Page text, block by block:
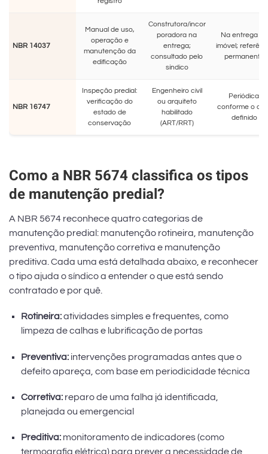
NBR 14037
Manual de uso,
operação e
manutenção da
edificação
Construtora/incor
poradora na
entrega;
consultado pelo
síndico
Na entrega do
imóvel;
permanente
NBR 16747
Inspeção predial:
verificação do
estado de
conservação
Engenheiro civil
ou arquiteto
habilitado
(ART/RRT)
Periódica,
conforme o
definido
Como a NBR 5674 classifica os tipos
de manutenção predial?
A NBR 5674 reconhece quatro categorias de
manutenção predial: manutenção rotineira, manutenção
preventiva, manutenção corretiva e manutenção
preditiva. Cada uma está detalhada abaixo, e reconhecer
o tipo ajuda o síndico a entender o que está sendo
contratado e por quê.
Rotineira:atividades simples e frequentes, como
limpeza de calhas e lubrificação de portas
Preventiva: intervenções programadas antes que o
defeito apareça, com base em periodicidade técnica
Corretiva: reparo de uma falha já identificada,
planejada ou emergencial
Preditiva: monitoramento de indicadores (como
termografia elétrica) para prever a necessidade de